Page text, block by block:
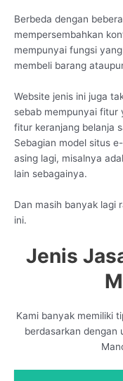
Berbeda dengan
mempersembahkan
mempunyai fungsi
membeli barang
Website jenis ini juga
sebab mempunyai fitur
fitur keranjang belanja
Sebagian model situs
asing lagi, misalnya
lain sebagainya.
Dan masih banyak lagi
ini.
Jenis
Kami banyak memiliki
berdasarkan dengan